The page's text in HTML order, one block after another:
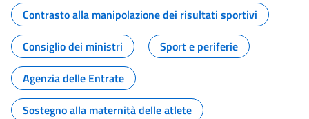
Contrasto alla manipolazione dei risultati sportivi
Consiglio dei ministri
Sport e periferie
Agenzia delle Entrate
Sostegno alla maternità delle atlete